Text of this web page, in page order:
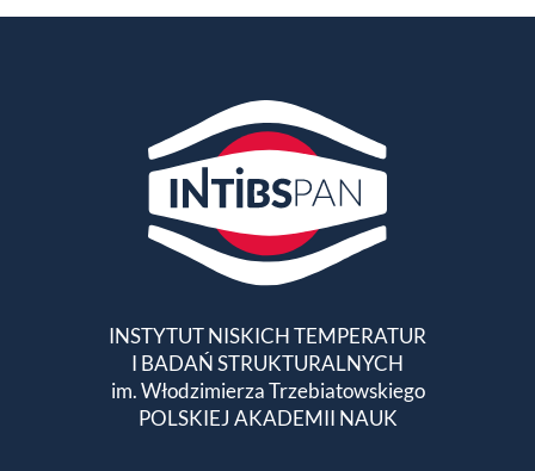
INSTYTUT NISKICH TEMPERATUR
I BADAŃ STRUKTURALNYCH
im. Włodzimierza Trzebiatowskiego
POLSKIEJ AKADEMII NAUK